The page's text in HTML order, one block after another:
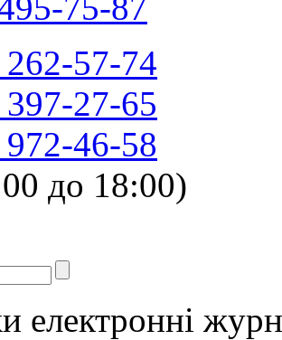
57-74
27-65
46-58
до 18:00)
електронні